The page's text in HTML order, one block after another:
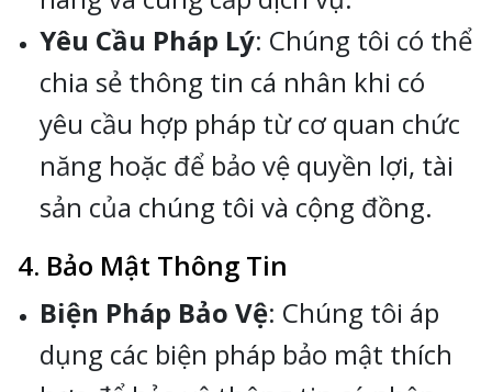
Yêu Cầu Pháp Lý: Chúng tôi có thể
chia sẻ thông tin cá nhân khi có
yêu cầu hợp pháp từ cơ quan chức
năng hoặc để bảo vệ quyền lợi, tài
sản của chúng tôi và cộng đồng.
4. Bảo Mật Thông Tin
Biện Pháp Bảo Vệ: Chúng tôi áp
dụng các biện pháp bảo mật thích